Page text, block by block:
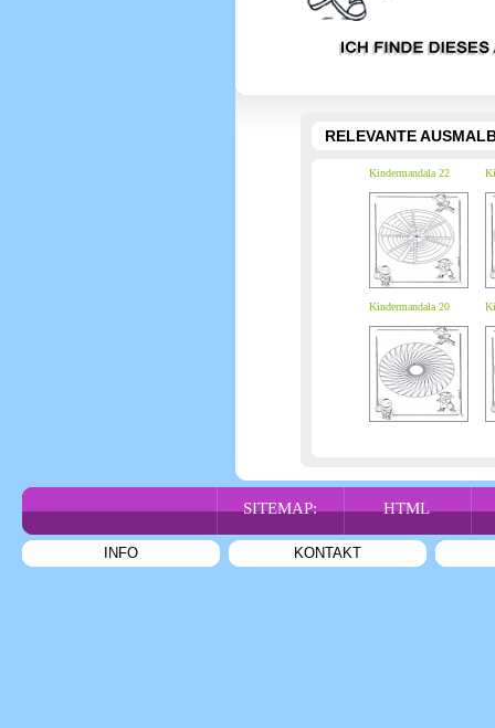
RELEVANTE
Kindermandala 22
Kindermandala 20
SITEMAP: HTML
INFO KONTAKT